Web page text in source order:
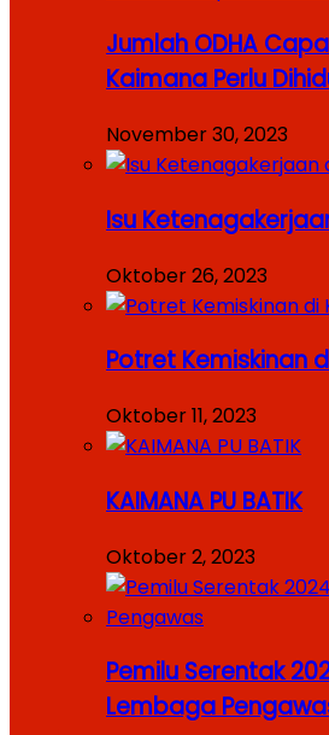
Jumlah ODHA
Kaimana Perlu
November 30, 2023
Isu
Oktober 26, 2023
Potret Kemiskinan
Oktober 11, 2023
KAIMANA PU BATIK
Oktober 2, 2023
Pemilu Serentak
Lembaga